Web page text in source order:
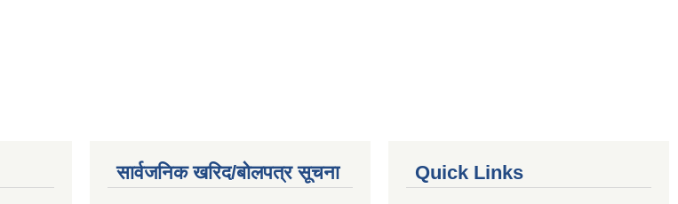
सार्वजनिक खरिद/बोलपत्र सूचना Quick Links